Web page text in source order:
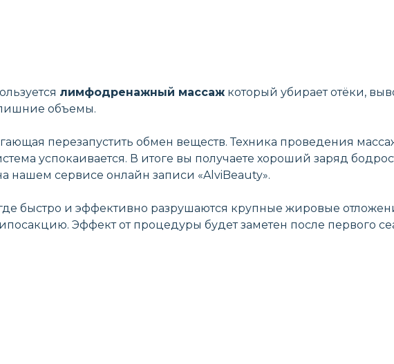
лимфодренажный массаж который убирает отёки,
объемы.
перезапустить обмен веществ. Техника проведения
успокаивается. В итоге вы получаете хороший заряд
нашем сервисе онлайн записи «AlviBeauty».
быстро и эффективно разрушаются крупные жировые
Эффект от процедуры будет заметен после первого